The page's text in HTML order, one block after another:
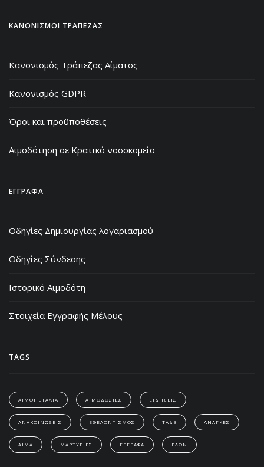
ΚΑΝΟΝΙΣΜΟΙ ΤΡΑΠΕΖΑΣ
Κανονισμός Τράπεζας Αίματος
Κανονισμός GDPR
Όροι και προϋποθέσεις
Αιμοδότηση σε Κρατικό νοσοκομείο
ΕΓΓΡΑΦΑ
Οδηγίες Δημιουργίας λογαριασμού
Οδηγίες Σύνδεσης
Ιστορικό Αιμοδότη
Στοιχεία Εγγραφής Μέλους
TAGS
ΑΙΜΟΠΕΤΑΛΙΑ ΑΙΜΟΔΟΣΙΕΣ ΕΙΔΗΣΕΙΣ
ΑΝΑΚΟΙΝΩΣΕΙΣ ΕΘΕΛΟΝΤΙΣΜΟΣ ΤΑΔΒ ΑΝΑΓΚΕΣ
ΑΙΜΑ ΜΑΡΤΥΡΙΕΣ ΕΓΓΡΑΦΑ ΒΛΩΝ